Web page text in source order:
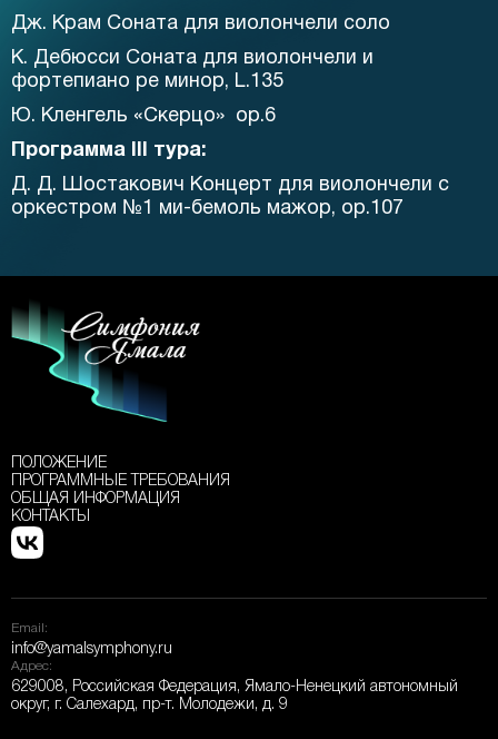
Дж. Крам Соната для виолончели соло
К. Дебюсси Соната для виолончели и
фортепиано ре минор, L.135
Ю. Кленгель «Скерцо»
ор.6
Программа III тура:
Д. Д. Шостакович Концерт для виолончели с
оркестром №1 ми-бемоль мажор, op.107
ПОЛОЖЕНИЕ
ПРОГРАММНЫЕ ТРЕБОВАНИЯ
ОБЩАЯ ИНФОРМАЦИЯ
КОНТАКТЫ
Email:
info@yamalsymphony.ru
Адрес:
629008, Российская Федерация, Ямало-Ненецкий автономный
округ, г. Салехард, пр-т. Молодежи, д. 9